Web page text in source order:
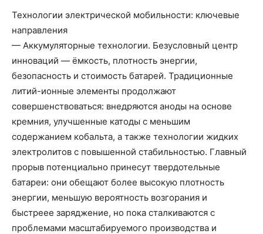
Технологии электрической мобильности: ключевые
направления
— Аккумуляторные технологии. Безусловный центр
инноваций — ёмкость, плотность энергии,
безопасность и стоимость батарей. Традиционные
литий-ионные элементы продолжают
совершенствоваться: внедряются аноды на основе
кремния, улучшенные катоды с меньшим
содержанием кобальта, а также технологии жидких
электролитов с повышенной стабильностью. Главный
прорыв потенциально принесут твердотельные
батареи: они обещают более высокую плотность
энергии, меньшую вероятность возгорания и
быстреее заряджение, но пока сталкиваются с
проблемами масштабируемого производства и